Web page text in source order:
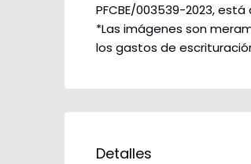
PFCBE/003539-2023,
*Las imágenes son
los gastos de
Detalles